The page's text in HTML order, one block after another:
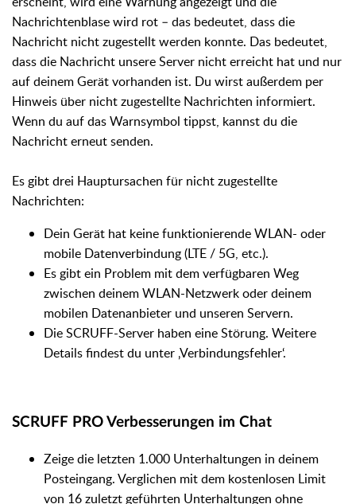
Nachrichtenblase wird rot – das bedeutet, dass die
Nachricht nicht zugestellt werden konnte. Das bedeutet,
dass die Nachricht unsere Server nicht erreicht hat und nur
auf deinem Gerät vorhanden ist. Du wirst außerdem per
Hinweis über nicht zugestellte Nachrichten informiert.
Wenn du auf das Warnsymbol tippst, kannst du die
Nachricht erneut senden.
Es gibt drei Hauptursachen für nicht zugestellte
Nachrichten:
Dein Gerät hat keine funktionierende WLAN- oder
mobile Datenverbindung (LTE / 5G, etc.).
Es gibt ein Problem mit dem verfügbaren Weg
zwischen deinem WLAN-Netzwerk oder deinem
mobilen Datenanbieter und unseren Servern.
Die SCRUFF-Server haben eine Störung. Weitere
Details findest du unter ‚Verbindungsfehler‘.
SCRUFF PRO Verbesserungen im Chat
Zeige die letzten 1.000 Unterhaltungen in deinem
Posteingang. Verglichen mit dem kostenlosen Limit
von 16 zuletzt geführten Unterhaltungen ohne